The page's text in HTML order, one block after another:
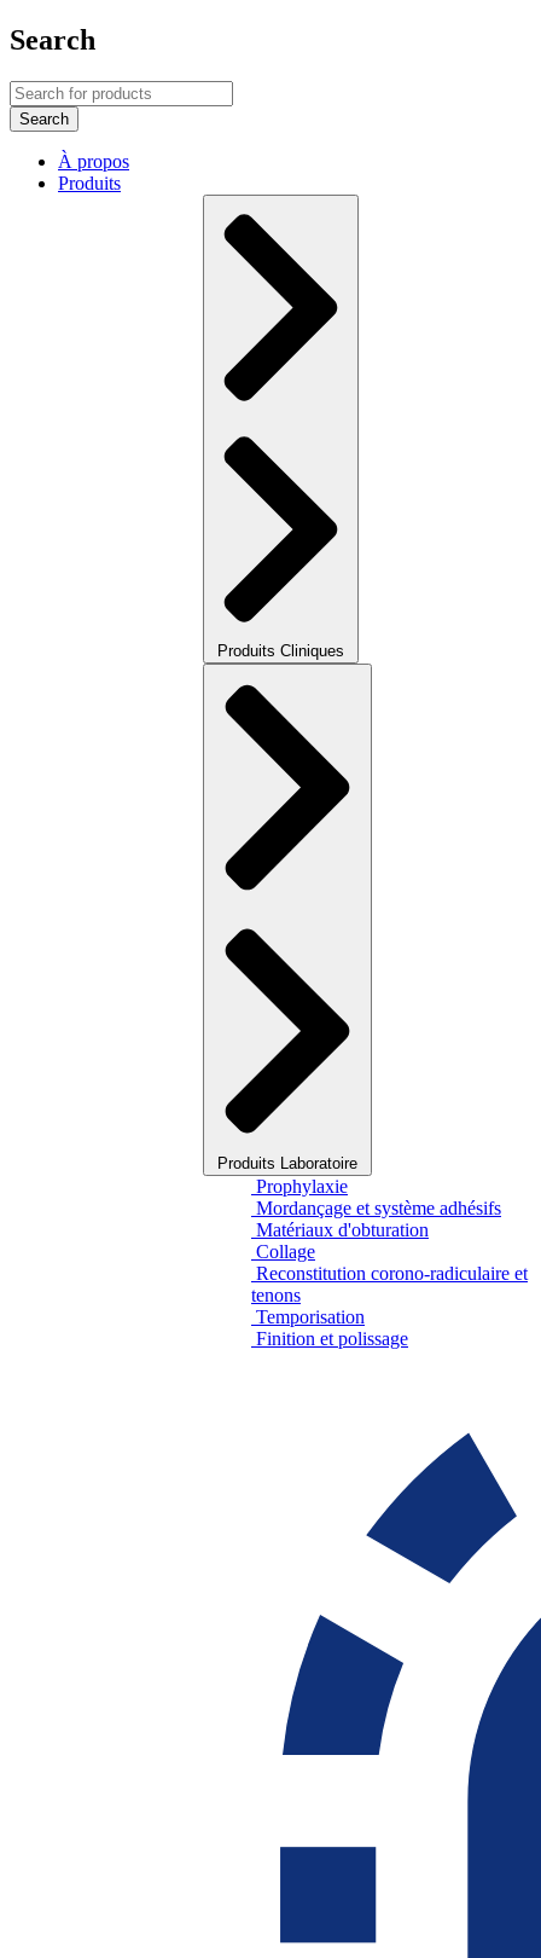
Search
À propos
Produits
Produits Cliniques
Produits Laboratoire
Prophylaxie
Mordançage et système adhésifs
Matériaux d'obturation
Collage
Reconstitution corono-radiculaire et
tenons
Temporisation
Finition et polissage